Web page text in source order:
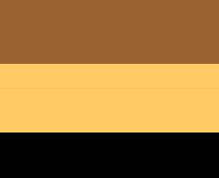
sede, a partir de 4 de setembro de